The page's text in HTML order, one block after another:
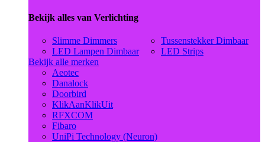
Bekijk alles van Verlichting
Slimme Dimmers
LED Lampen Dimbaar
Tussenstekker Dimbaar
LED Strips
Bekijk alle merken
Aeotec
Danalock
Doorbird
KlikAanKlikUit
RFXCOM
Fibaro
UniPi Technology (Neuron)